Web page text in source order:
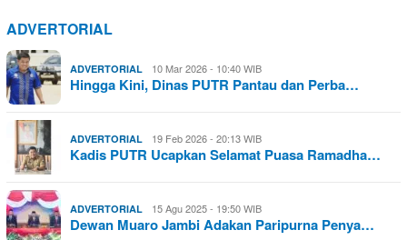
ADVERTORIAL
ADVERTORIAL 10 Mar 2026 - 10:40 WIB
Hingga Kini, Dinas PUTR Pantau dan Perba…
ADVERTORIAL 19 Feb 2026 - 20:13 WIB
Kadis PUTR Ucapkan Selamat Puasa Ramadha…
ADVERTORIAL 15 Agu 2025 - 19:50 WIB
Dewan Muaro Jambi Adakan Paripurna Penya…